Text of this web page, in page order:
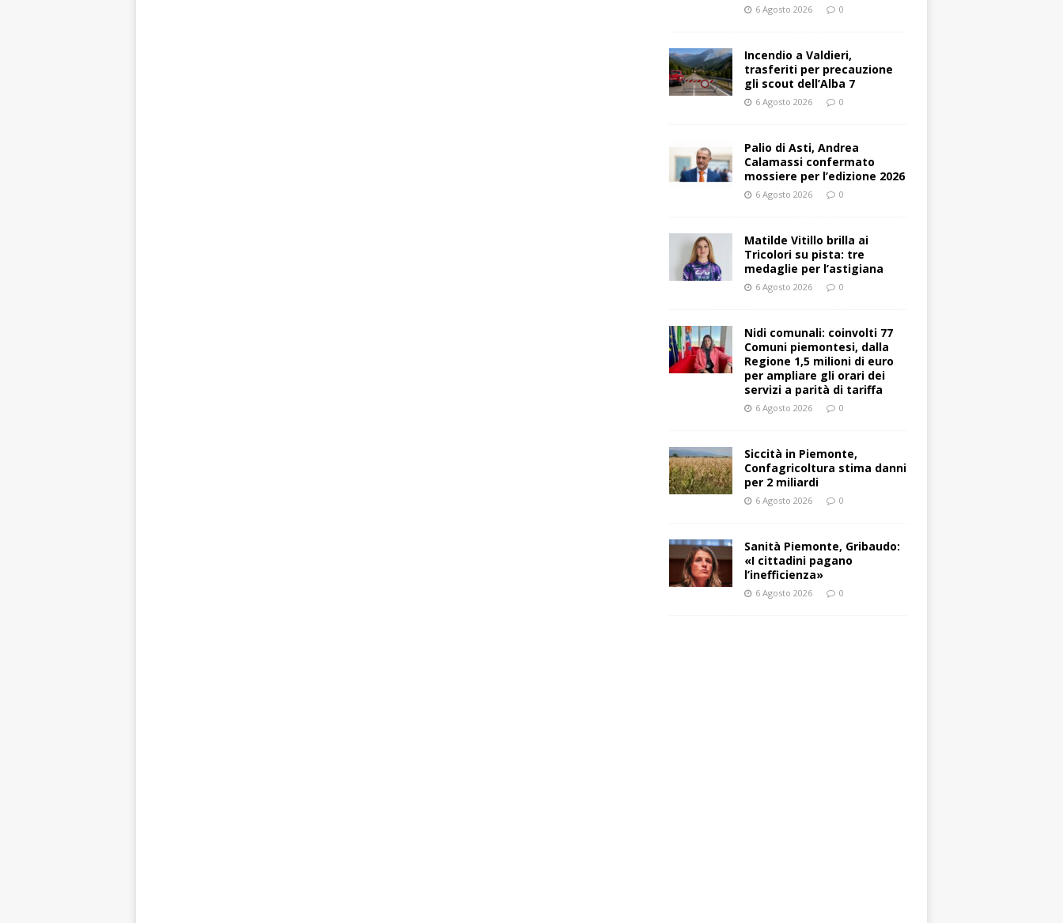
6 Agosto 2026 0
Incendio a Valdieri,
trasferiti per precauzione
gli scout dell’Alba 7
6 Agosto 2026 0
Palio di Asti, Andrea
Calamassi confermato
mossiere per l’edizione 2026
6 Agosto 2026 0
Matilde Vitillo brilla ai
Tricolori su pista: tre
medaglie per l’astigiana
6 Agosto 2026 0
Nidi comunali: coinvolti 77
Comuni piemontesi, dalla
Regione 1,5 milioni di euro
per ampliare gli orari dei
servizi a parità di tariffa
6 Agosto 2026 0
Siccità in Piemonte,
Confagricoltura stima danni
per 2 miliardi
6 Agosto 2026 0
Sanità Piemonte, Gribaudo:
«I cittadini pagano
l’inefficienza»
6 Agosto 2026 0